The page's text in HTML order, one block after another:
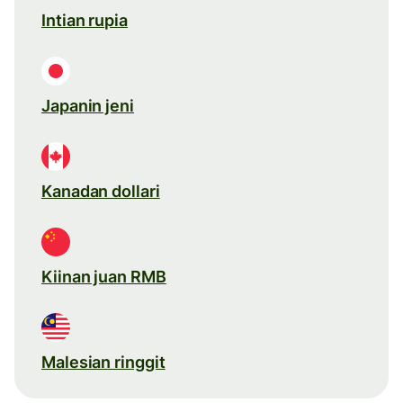
Intian rupia
Japanin jeni
Kanadan dollari
Kiinan juan RMB
Malesian ringgit